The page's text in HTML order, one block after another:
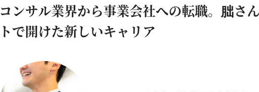
コンサル業界から事業会社への転職。朏さ
トで開けた新しいキャリア